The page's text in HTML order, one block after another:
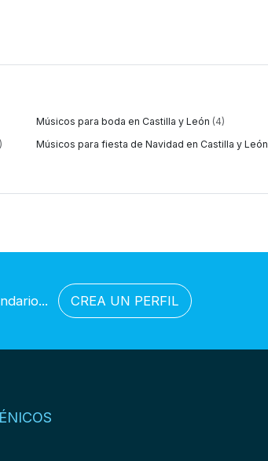
Músicos para boda en Castilla y León (4)
Músicos para fiesta de Navidad en Castilla y León
CREA UN PERFIL